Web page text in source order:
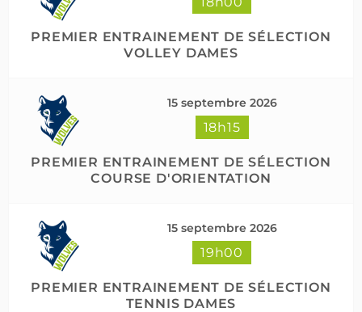
Charger plus Suivre sur Instagram
PREMIER ENTRAINEMENT DE SÉLECTION
VOLLEY DAMES
15 septembre 2026
18h15
PREMIER ENTRAINEMENT DE SÉLECTION
COURSE D'ORIENTATION
15 septembre 2026
19h00
PREMIER ENTRAINEMENT DE SÉLECTION
TENNIS DAMES